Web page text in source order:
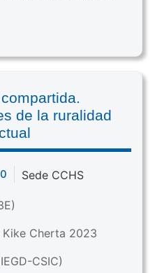
de la ruralidad
Sede CCHS
Kike Cherta 2023
CSIC)